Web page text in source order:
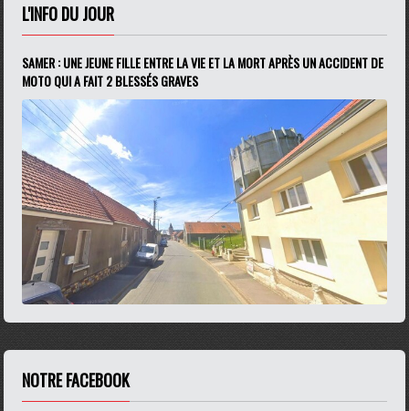
L'INFO DU JOUR
SAMER : UNE JEUNE FILLE ENTRE LA VIE ET LA MORT APRÈS UN ACCIDENT DE
MOTO QUI A FAIT 2 BLESSÉS GRAVES
NOTRE FACEBOOK